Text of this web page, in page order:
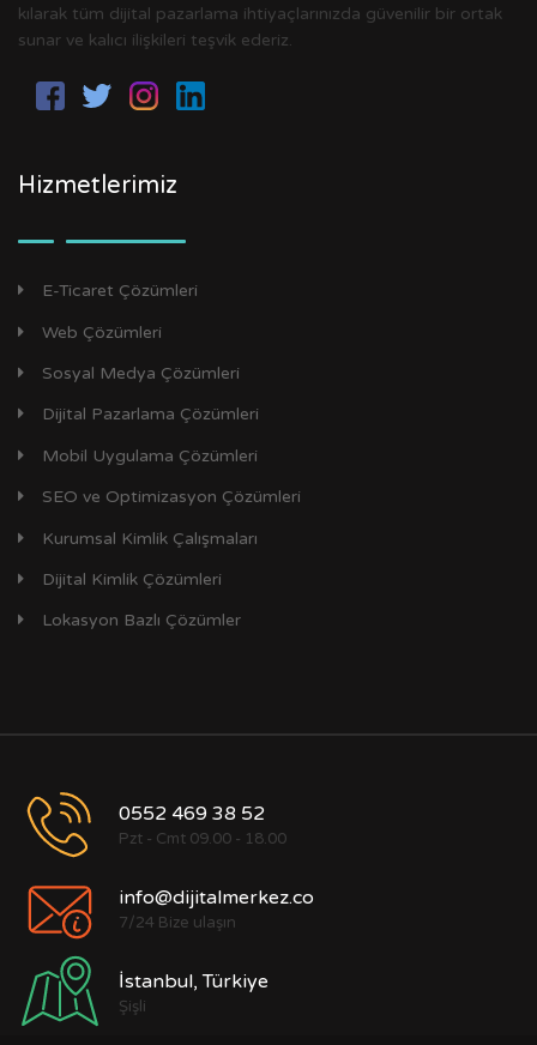
kılarak tüm dijital pazarlama ihtiyaçlarınızda güvenilir bir ortak
sunar ve kalıcı ilişkileri teşvik ederiz.
Hizmetlerimiz
E-Ticaret Çözümleri
Web Çözümleri
Sosyal Medya Çözümleri
Dijital Pazarlama Çözümleri
Mobil Uygulama Çözümleri
SEO ve Optimizasyon Çözümleri
Kurumsal Kimlik Çalışmaları
Dijital Kimlik Çözümleri
Lokasyon Bazlı Çözümler
0552 469 38 52
Pzt - Cmt 09.00 - 18.00
info@dijitalmerkez.co
7/24 Bize ulaşın
İstanbul, Türkiye
Şişli